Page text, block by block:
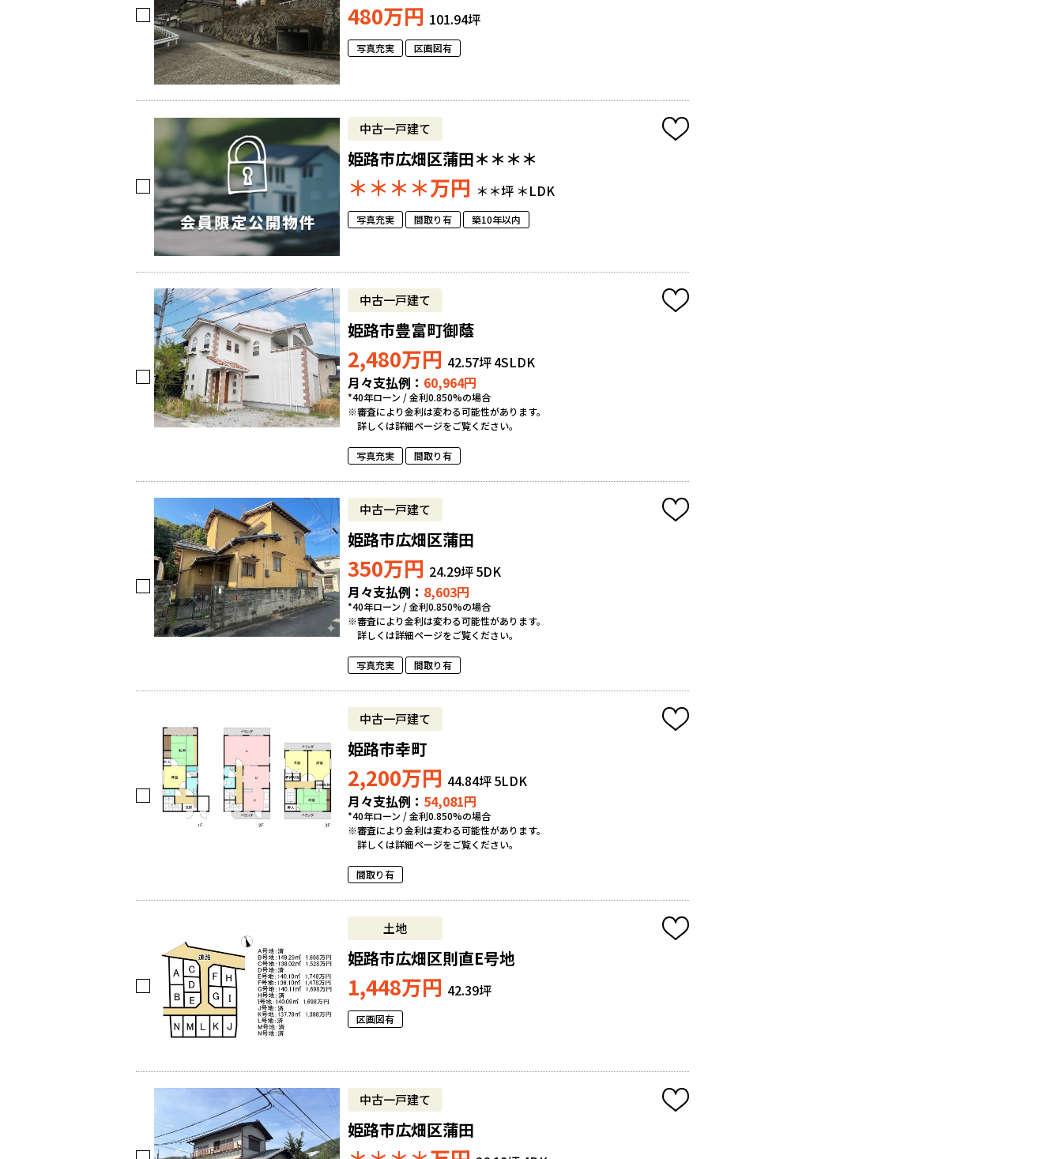
480万円 101.94坪
写真充実 区画図有
中古一戸建て
姫路市広畑区蒲田＊＊＊＊
＊＊＊＊万円 ＊＊坪 ＊LDK
写真充実 間取り有 築10年以内
中古一戸建て
姫路市豊富町御蔭
2,480万円 42.57坪4SLDK
月々支払例： 60,964円
*40年ローン / 金利0.850%の場合
※審査により金利は変わる可能性があります。
詳しくは詳細ページをご覧ください。
写真充実 間取り有
中古一戸建て
姫路市広畑区蒲田
350万円 24.29坪5DK
月々支払例： 8,603円
*40年ローン / 金利0.850%の場合
※審査により金利は変わる可能性があります。
詳しくは詳細ページをご覧ください。
写真充実 間取り有
中古一戸建て
姫路市幸町
2,200万円 44.84坪5LDK
月々支払例： 54,081円
*40年ローン / 金利0.850%の場合
※審査により金利は変わる可能性があります。
詳しくは詳細ページをご覧ください。
間取り有
土地
姫路市広畑区則直E号地
1,448万円 42.39坪
区画図有
中古一戸建て
姫路市広畑区蒲田